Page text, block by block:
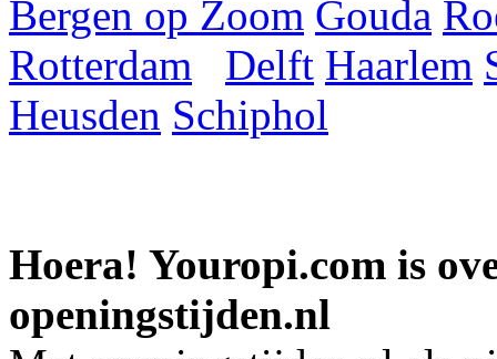
Bergen op Zoom Gouda
Rotterdam
Delft Haarlem
Heusden Schiphol
Hoera! Youropi.com is
openingstijden.nl